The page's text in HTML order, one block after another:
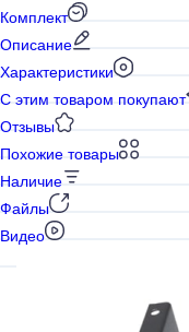
Комплект
Описание
Характеристики
С этим товаром покупают
Отзывы
Похожие товары
Наличие
Файлы
Видео